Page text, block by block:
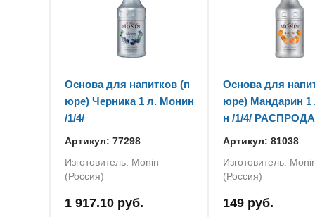
Основа для напитков (п
юре) Черника 1 л. Монин
/1/4/
Артикул: 77298
Изготовитель: Monin
(Россия)
1 917.10 руб.
Основа для
юре) Мандарин
н /1/4/
Артикул: 81038
Изготовитель:
(Россия)
149 руб.